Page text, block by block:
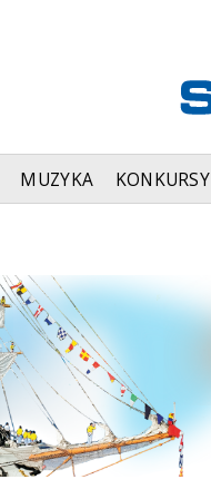
MUZYKA KONKURSY